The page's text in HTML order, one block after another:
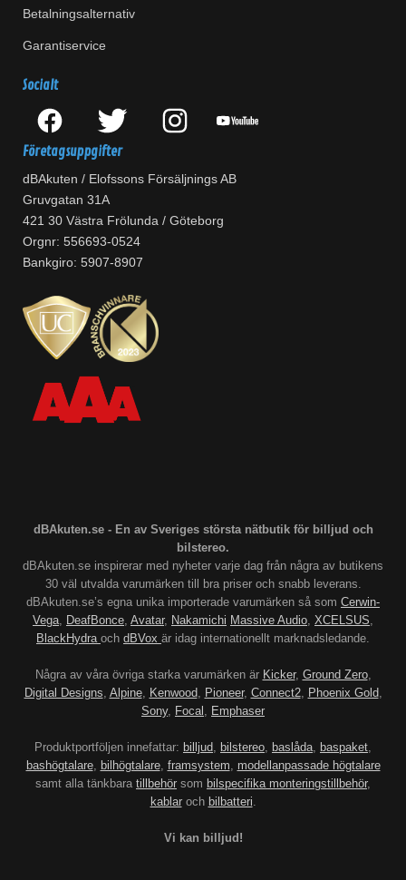
Betalningsalternativ
Garantiservice
Socialt
Företagsuppgifter
dBAkuten / Elofssons Försäljnings AB
Gruvgatan 31A
421 30 Västra Frölunda / Göteborg
Orgnr: 556693-0524
Bankgiro: 5907-8907
dBAkuten.se - En av Sveriges största nätbutik för billjud och
bilstereo.
dBAkuten.se inspirerar med nyheter varje dag från några av butikens
30 väl utvalda varumärken till bra priser och snabb leverans.
dBAkuten.se’s egna unika importerade varumärken så som Cerwin-
Vega, DeafBonce, Avatar, Nakamichi Massive Audio, XCELSUS,
BlackHydra och dBVox är idag internationellt marknadsledande.
Några av våra övriga starka varumärken är Kicker, Ground Zero,
Digital Designs, Alpine, Kenwood, Pioneer, Connect2, Phoenix Gold,
Sony, Focal , Emphaser
Produktportföljen innefattar: billjud, bilstereo, baslåda, baspaket,
bashögtalare, bilhögtalare, framsystem, modellanpassade högtalare
samt alla tänkbara tillbehör som bilspecifika monteringstillbehör,
kablaroch bilbatteri.
Vi kan billjud!